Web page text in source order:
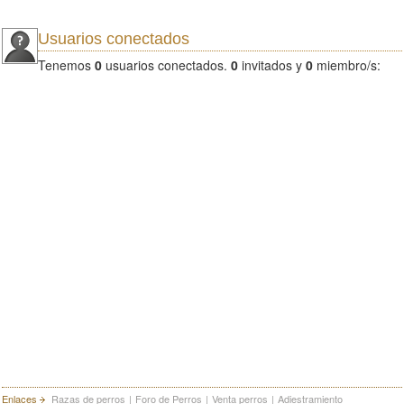
Usuarios conectados
Tenemos 0 usuarios conectados. 0 invitados y 0 miembro/s:
Enlaces Razas de perros | Foro de Perros | Venta perros | Adiestramiento